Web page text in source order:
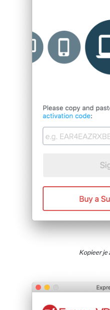
Kopieer je